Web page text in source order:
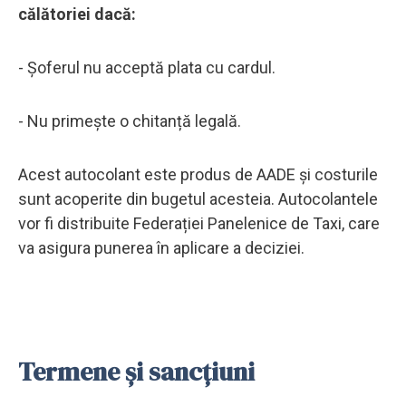
călătoriei dacă:
- Șoferul nu acceptă plata cu cardul.
- Nu primește o chitanță legală.
Acest autocolant este produs de AADE și costurile
sunt acoperite din bugetul acesteia. Autocolantele
vor fi distribuite Federației Panelenice de Taxi, care
va asigura punerea în aplicare a deciziei.
Termene și sancțiuni